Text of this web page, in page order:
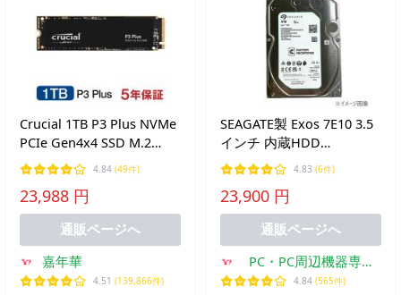
Crucial 1TB P3 Plus NVMe
PCIe Gen4x4 SSD M.2
2280 R:5000MB/s
W:3600MB/s
CT1000P3PSSD8 5年保
証・翌日配達 企業向けバ
ルクMC8013P3P-EB
4.84 (49件)
23,988 円
通販ページへ
嘉年華
4.51 (139,866件)
SEAGATE製 Exos 7E10 3.5
インチ 内蔵HDD
ST6000NM019B 6TB
256MB 7200rpm SATA600
エンタープライズモデル
メーカーリファービッシュ
180日間保証【整備済み
品】
4.83 (6件)
23,900 円
通販ページへ
PC・PC周辺機器専門
店 港未来ベストアE
4.84 (565件)